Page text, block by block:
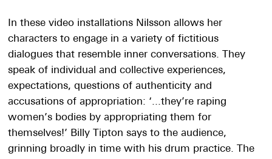
In these video installations Nilsson allows her
characters to engage in a variety of fictitious
dialogues that resemble inner conversations. They
speak of individual and collective experiences,
expectations, questions of authenticity and
accusations of appropriation: ‘...they’re raping
women’s bodies by appropriating them for
themselves!’ Billy Tipton says to the audience,
grinning broadly in time with his drum practice. The